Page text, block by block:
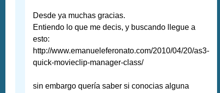
Desde ya muchas gracias.
Entiendo lo que me decis, y buscando llegue a
esto:
http://www.emanueleferonato.com/2010/04/20/as3-
quick-movieclip-manager-class/
sin embargo quería saber si conocias alguna